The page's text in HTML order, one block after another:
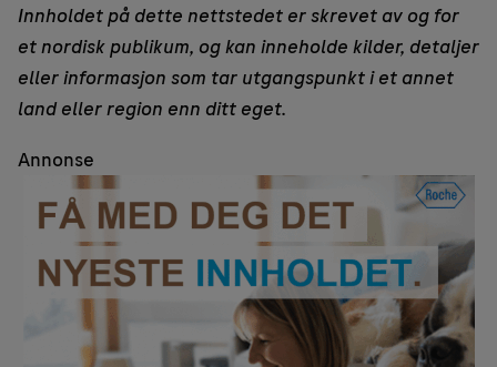
Innholdet på dette nettstedet er skrevet av og for
et nordisk publikum, og kan inneholde kilder, detaljer
eller informasjon som tar utgangspunkt i et annet
land eller region enn ditt eget.
Annonse